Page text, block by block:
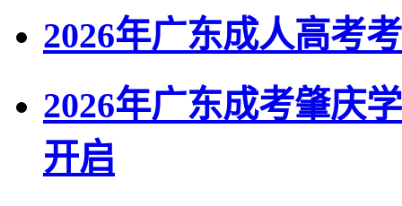
2026年广东成人高考
2026年广东成考肇庆
开启